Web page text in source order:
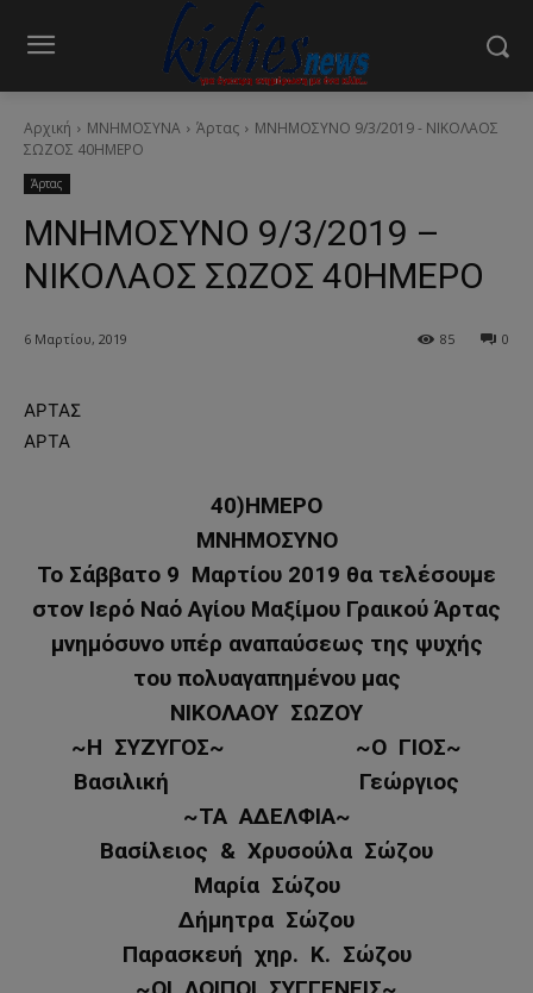
Αρχική ΜΝΗΜΟΣΥΝΑ Άρτας
ΜΝΗΜΟΣΥΝΟ 9/3/2019 - ΝΙΚΟΛΑΟΣ
ΣΩΖΟΣ 40ΗΜΕΡΟ
Άρτας
ΜΝΗΜΟΣΥΝΟ 9/3/2019 –
ΝΙΚΟΛΑΟΣ ΣΩΖΟΣ 40ΗΜΕΡΟ
6 Μαρτίου, 2019 0
85
ΑΡΤΑΣ
ΑΡΤΑ
40)ΗΜΕΡΟ
ΜΝΗΜΟΣΥΝΟ
Το Σάββατο 9 Μαρτίου 2019 θα τελέσουμε
στον Ιερό Ναό Αγίου Μαξίμου Γραικού Άρτας
μνημόσυνο υπέρ αναπαύσεως της ψυχής
του πολυαγαπημένου μας
ΝΙΚΟΛΑΟΥ ΣΩΖΟΥ
~Η ΣΥΖΥΓΟΣ~ ~Ο ΓΙΟΣ~
Βασιλική Γεώργιος
~ΤΑ ΑΔΕΛΦΙΑ~
Βασίλειος & Χρυσούλα Σώζου
Μαρία Σώζου
Δήμητρα Σώζου
Παρασκευή χηρ. Κ. Σώζου